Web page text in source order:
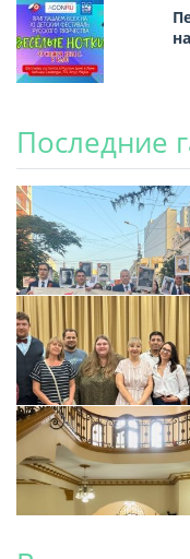
Последние